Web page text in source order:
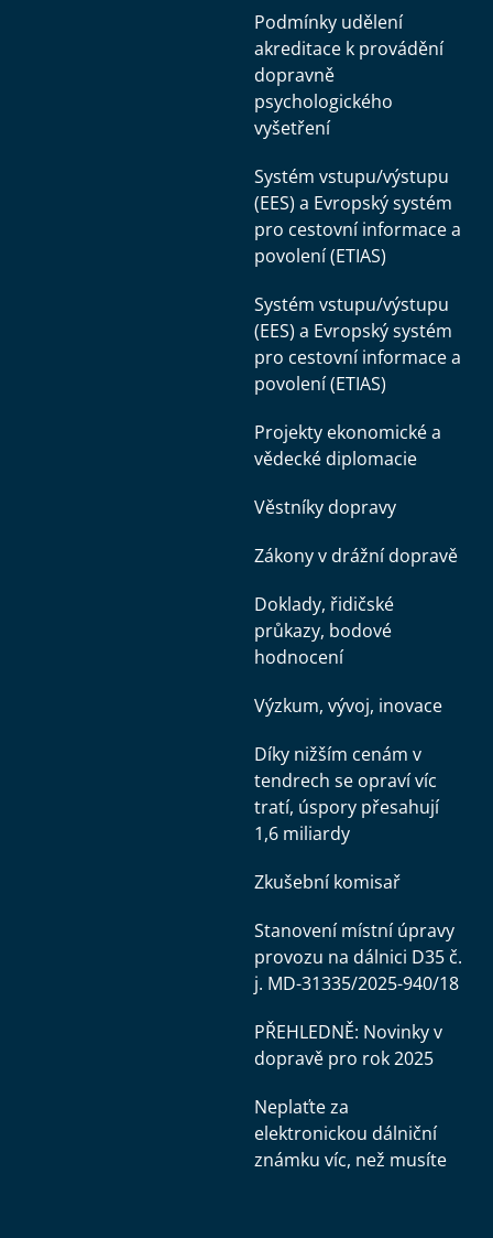
Podmínky udělení
akreditace k provádění
dopravně
psychologického
vyšetření
Systém vstupu/výstupu
(EES) a Evropský systém
pro cestovní informace a
povolení (ETIAS)
Systém vstupu/výstupu
(EES) a Evropský systém
pro cestovní informace a
povolení (ETIAS)
Projekty ekonomické a
vědecké diplomacie
Věstníky dopravy
Zákony v drážní dopravě
Doklady, řidičské
průkazy, bodové
hodnocení
Výzkum, vývoj, inovace
Díky nižším cenám v
tendrech se opraví víc
tratí, úspory přesahují
1,6 miliardy
Zkušební komisař
Stanovení místní úpravy
provozu na dálnici D35 č.
j. MD-31335/2025-940/18
PŘEHLEDNĚ: Novinky v
dopravě pro rok 2025
Neplaťte za
elektronickou dálniční
známku víc, než musíte